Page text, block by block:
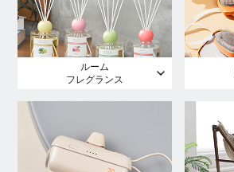
ルーム
フレグランス